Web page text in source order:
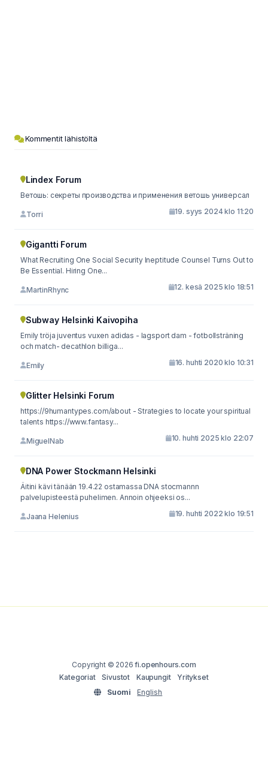
Kommentit lähistöltä
Lindex Forum
Ветошь: секреты производства и применения ветошь универсал
Torri 19. syys 2024 klo 11:20
Gigantti Forum
What Recruiting One Social Security Ineptitude Counsel Turns Out to
Be Essential. Hiring One...
MartinRhync 12. kesä 2025 klo 18:51
Subway Helsinki Kaivopiha
Emily tröja juventus vuxen adidas - lagsport dam - fotbollsträning
och match- decathlon billiga...
Emily 16. huhti 2020 klo 10:31
Glitter Helsinki Forum
https://9humantypes.com/about - Strategies to locate your spiritual
talents https://www.fantasy...
MiguelNab 10. huhti 2025 klo 22:07
DNA Power Stockmann Helsinki
Äitini kävi tänään 19.4.22 ostamassa DNA stocmannn
palvelupisteestä puhelimen. Annoin ohjeeksi os...
Jaana Helenius 19. huhti 2022 klo 19:51
Copyright © 2026fi.openhours.com
Kategoriat
Sivustot Kaupungit
Yritykset
Suomi
English